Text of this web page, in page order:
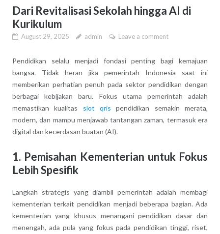
Dari Revitalisasi Sekolah hingga AI di
Kurikulum
August 29, 2025 admin Leave a comment
Pendidikan selalu menjadi fondasi penting bagi kemajuan
bangsa. Tidak heran jika pemerintah Indonesia saat ini
memberikan perhatian penuh pada sektor pendidikan dengan
berbagai kebijakan baru. Fokus utama pemerintah adalah
memastikan kualitas slot qris pendidikan semakin merata,
modern, dan mampu menjawab tantangan zaman, termasuk era
digital dan kecerdasan buatan (AI).
1. Pemisahan Kementerian untuk Fokus
Lebih Spesifik
Langkah strategis yang diambil pemerintah adalah membagi
kementerian terkait pendidikan menjadi beberapa bagian. Ada
kementerian yang khusus menangani pendidikan dasar dan
menengah, ada pula yang fokus pada pendidikan tinggi, riset,